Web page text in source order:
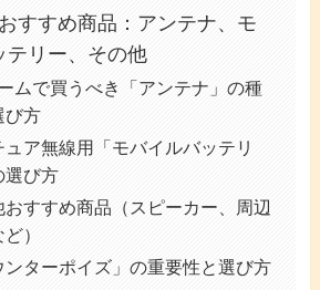
すすめ商品：アンテナ、モ
テリー、その他
ムで買うべき「アンテナ」の種
び方
ュア無線用「モバイルバッテリ
選び方
おすすめ商品（スピーカー、周辺
）
ンターポイズ」の重要性と選び方